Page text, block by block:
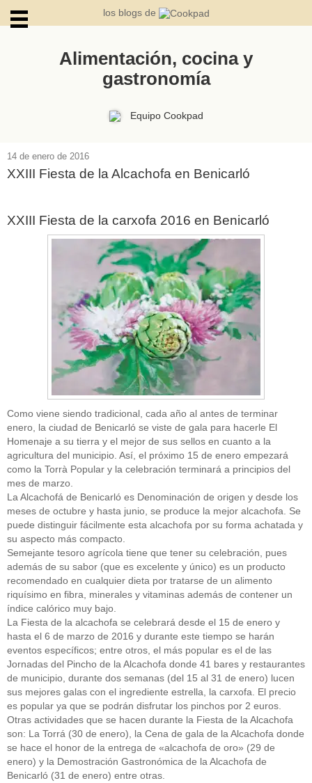
los blogs de
Alimentación, cocina y
gastronomía
Equipo Cookpad
14 de enero de 2016
XXIII Fiesta de la Alcachofa en Benicarló
XXIII Fiesta de la carxofa 2016 en Benicarló
Como viene siendo tradicional, cada año al antes de terminar
enero, la ciudad de Benicarló se viste de gala para hacerle El
Homenaje a su tierra y el mejor de sus sellos en cuanto a la
agricultura del municipio. Así, el próximo 15 de enero empezará
como la Torrà Popular y la celebración terminará a principios del
mes de marzo.
La Alcachofá de Benicarló es Denominación de origen y desde los
meses de octubre y hasta junio, se produce la mejor alcachofa. Se
puede distinguir fácilmente esta alcachofa por su forma achatada y
su aspecto más compacto.
Semejante tesoro agrícola tiene que tener su celebración, pues
además de su sabor (que es excelente y único) es un producto
recomendado en cualquier dieta por tratarse de un alimento
riquísimo en fibra, minerales y vitaminas además de contener un
índice calórico muy bajo.
La Fiesta de la alcachofa se celebrará desde el 15 de enero y
hasta el 6 de marzo de 2016 y durante este tiempo se harán
eventos específicos; entre otros, el más popular es el de las
Jornadas del Pincho de la Alcachofa donde 41 bares y restaurantes
de municipio, durante dos semanas (del 15 al 31 de enero) lucen
sus mejores galas con el ingrediente estrella, la carxofa. El precio
es popular ya que se podrán disfrutar los pinchos por 2 euros.
Otras actividades que se hacen durante la Fiesta de la Alcachofa
son: La Torrá (30 de enero), la Cena de gala de la Alcachofa donde
se hace el honor de la entrega de «alcachofa de oro» (29 de
enero) y la Demostración Gastronómica de la Alcachofa de
Benicarló (31 de enero) entre otras.